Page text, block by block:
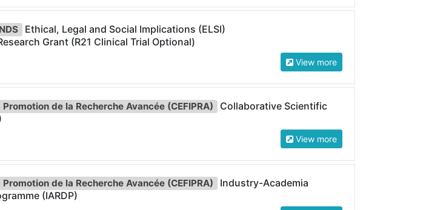
Ethical, Legal and Social Implications (ELSI)
Grant (R21 Clinical Trial Optional)
View more
de la Recherche Avancée (CEFIPRA)
Collaborative Scientific
View more
de la Recherche Avancée (CEFIPRA)
Industry-Academia
(IARDP)